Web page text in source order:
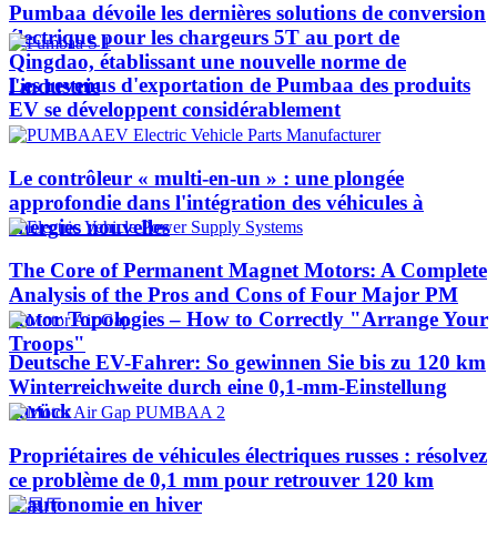
Pumbaa dévoile les dernières solutions de conversion
électrique pour les chargeurs 5T au port de
Qingdao, établissant une nouvelle norme de
l'industrie
Les revenus d'exportation de Pumbaa des produits
EV se développent considérablement
Le contrôleur « multi-en-un » : une plongée
approfondie dans l'intégration des véhicules à
énergies nouvelles
The Core of Permanent Magnet Motors: A Complete
Analysis of the Pros and Cons of Four Major PM
Rotor Topologies – How to Correctly "Arrange Your
Troops"
Deutsche EV-Fahrer: So gewinnen Sie bis zu 120 km
Winterreichweite durch eine 0,1-mm-Einstellung
zurück
Propriétaires de véhicules électriques russes : résolvez
ce problème de 0,1 mm pour retrouver 120 km
d'autonomie en hiver